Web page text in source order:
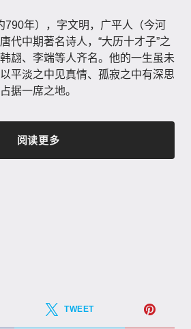
790年），字文明，广平人（今河
代中期著名诗人，“大历十才子”之
翃、李端等人齐名。他的一生虽未
平淡之中见真情、孤寂之中有深思
据一席之地。
阅读更多
TWEET